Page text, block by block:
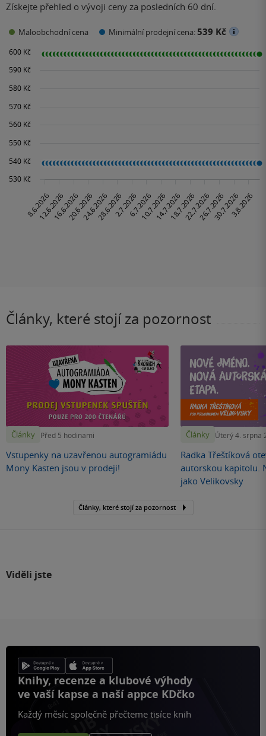
Získejte přehled o vývoji ceny za posledních 60 dní.
Maloobchodní cena Minimální prodejní cena:539 Kč
Články, které stojí za pozornost
Články Před 5 hodinami
Vstupenky na uzavřenou autogramiádu
Mony Kasten jsou v prodeji!
Články Úterý 4. srpna
Radka Třeštíková
autorskou kapitolu.
jako Velikovsky
Články, které stojí za pozornost
Viděli jste
Knihy, recenze a klubové výhody
ve vaší kapse a naší appce KDčko
Každý měsíc společně přečteme tisíce knih